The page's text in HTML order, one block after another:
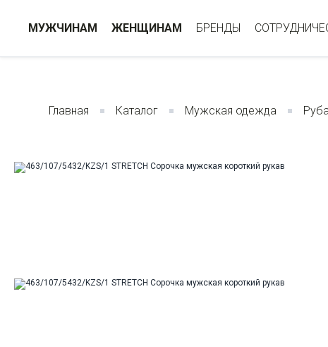
МУЖЧИНАМ ЖЕНЩИНАМ БРЕНДЫ
Главная Каталог Мужская одежда